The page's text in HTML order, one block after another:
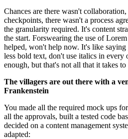
Chances are there wasn't
checkpoints, there wasn't a process
the granularity required. It's content
the start. Forswearing the use of
helped, won't help now. It's like saying
less bold text, don't use italics in every
enough, but that's not all that it takes
The villagers are out there with a
Frankenstein
You made all the required mock ups
all the approvals, built a tested code
decided on a content management
adapted: